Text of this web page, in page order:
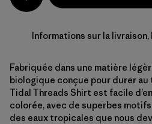
Informations sur la
Fabriquée dans une matière
biologique conçue pour durer au
Tidal Threads Shirt est facile
colorée, avec de superbes
des eaux tropicales que nous